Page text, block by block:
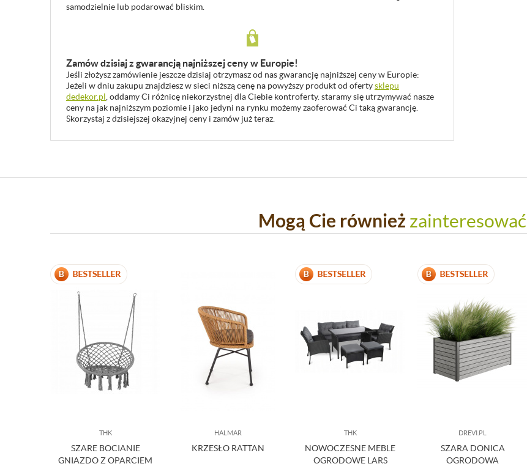
samodzielnie lub podarować bliskim.
Zamów dzisiaj z gwarancją najniższej ceny w Europie!
Jeśli złożysz zamówienie jeszcze dzisiaj otrzymasz od nas gwarancję najniższej ceny w Europie:
Jeżeli w dniu zakupu znajdziesz w sieci niższą cenę na powyższy produkt od ofertysklepu
dedekor.pl , oddamy Ci różnicę niekorzystnej dla Ciebie kontroferty. staramy się utrzymywać nasze
ceny na jak najniższym poziomie i jako jedyni na rynku możemy zaoferować Ci taką gwarancję.
Skorzystaj z dzisiejszej okazyjnej ceny i zamów już teraz.
Mogą Cie również zainteresować
THK
SZARE BOCIANIE
GNIAZDO Z OPARCIEM
HALMAR
KRZESŁO RATTAN
THK
NOWOCZESNE MEBLE
OGRODOWE LARS
DREVI.PL
SZARA DONICA
OGRODOWA